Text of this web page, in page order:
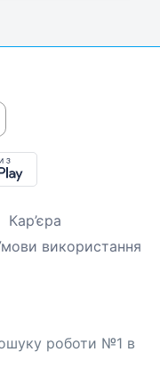
Кар’єра
використання
роботи №1 в